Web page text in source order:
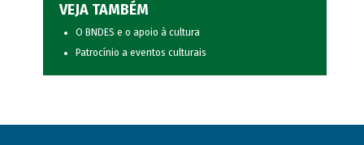
VEJA TAMBÉM
O BNDES e o apoio à cultura
Patrocínio a eventos culturais